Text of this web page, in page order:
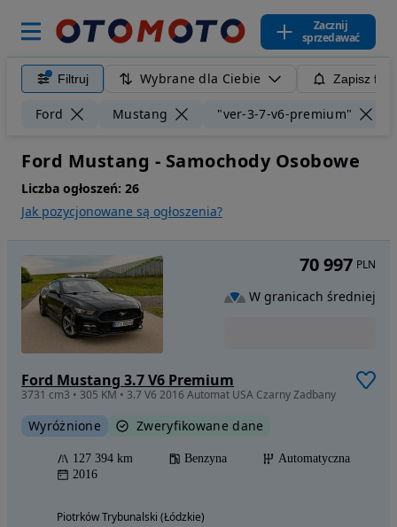
Zacznij
sprzedawać
Filtruj Wybrane dla Ciebie Zapisz
Ford Mustang "ver-3-7-v6-premium"
Ford Mustang - Samochody Osobowe
Liczba ogłoszeń: 26
Jak pozycjonowane są ogłoszenia?
Ford Mustang 3.7 V6 Premium
3731 cm3 • 305 KM • 3.7 V6 2016 Automat USA Czarny Zadbany
Wyróżnione Zweryfikowane dane
127 394 km Benzyna
Automatyczna
2016
Piotrków Trybunalski (Łódzkie)
70 997 PLN
W granicach średniej